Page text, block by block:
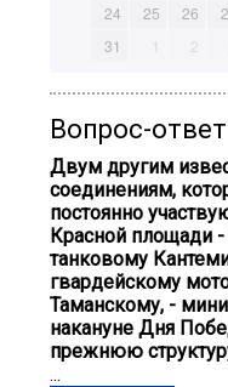
24
25 26
31
1 2
Вопрос-ответ
Двум другим
соединениям,
постоянно
Красной площади
танковому
гвардейскому
Таманскому, -
накануне Дня
прежнюю
...